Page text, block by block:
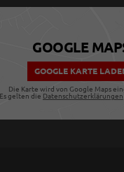
GOOGLE
GOOGLE KARTE
Die Karte wird von Google Maps
Es gelten die Datenschutzerklärungen